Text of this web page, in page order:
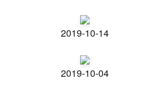
2019-10-14
2019-10-04